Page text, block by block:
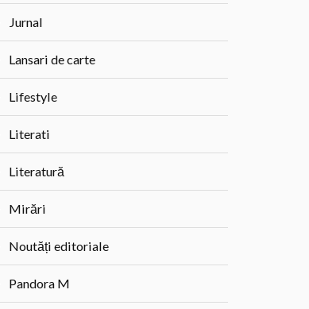
Jurnal
Lansari de carte
Lifestyle
Literati
Literatură
Mirări
Noutăți editoriale
Pandora M